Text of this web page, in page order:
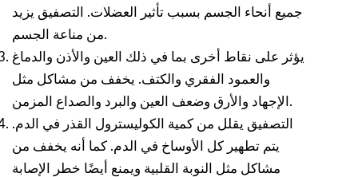
جميع أنحاء الجسم بسبب تأثير العضلات. التصفيق يزيد
من مناعة الجسم.
يؤثر على نقاط أخرى بما في ذلك العين والأذن والدماغ
والعمود الفقري والكتف. يخفف من مشاكل مثل
الإجهاد والأرق وضعف العين والبرد والصداع المزمن.
التصفيق يقلل من كمية الكوليسترول القذر في الدم.
يتم تطهير كل الأوساخ في الدم. كما أنه يخفف من
مشاكل مثل النوبة القلبية ويمنع أيضًا خطر الإصابة